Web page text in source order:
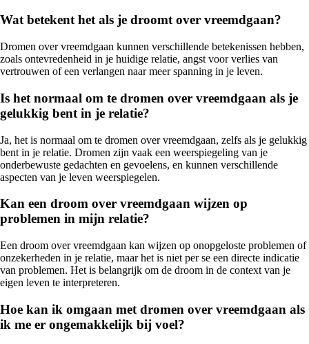
Wat betekent het als je droomt over vreemdgaan?
Dromen over vreemdgaan kunnen verschillende betekenissen hebben,
zoals ontevredenheid in je huidige relatie, angst voor verlies van
vertrouwen of een verlangen naar meer spanning in je leven.
Is het normaal om te dromen over vreemdgaan als je
gelukkig bent in je relatie?
Ja, het is normaal om te dromen over vreemdgaan, zelfs als je gelukkig
bent in je relatie. Dromen zijn vaak een weerspiegeling van je
onderbewuste gedachten en gevoelens, en kunnen verschillende
aspecten van je leven weerspiegelen.
Kan een droom over vreemdgaan wijzen op
problemen in mijn relatie?
Een droom over vreemdgaan kan wijzen op onopgeloste problemen of
onzekerheden in je relatie, maar het is niet per se een directe indicatie
van problemen. Het is belangrijk om de droom in de context van je
eigen leven te interpreteren.
Hoe kan ik omgaan met dromen over vreemdgaan als
ik me er ongemakkelijk bij voel?